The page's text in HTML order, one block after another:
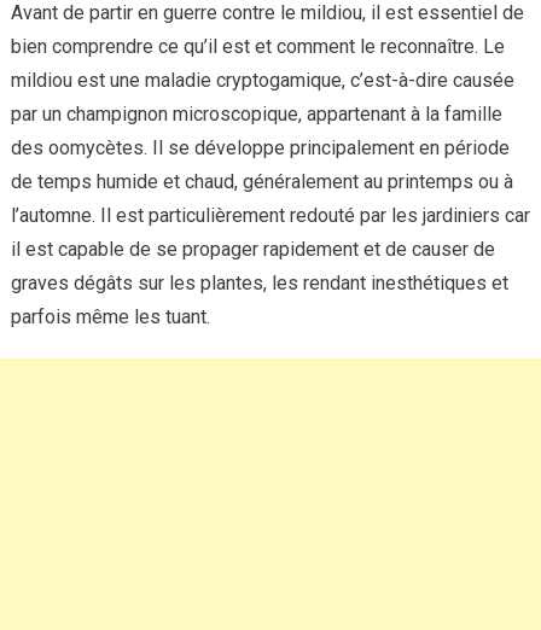
Avant de partir en guerre contre le mildiou, il est essentiel de
bien comprendre ce qu’il est et comment le reconnaître. Le
mildiou est une maladie cryptogamique, c’est-à-dire causée
par un champignon microscopique, appartenant à la famille
des oomycètes. Il se développe principalement en période
de temps humide et chaud, généralement au printemps ou à
l’automne. Il est particulièrement redouté par les jardiniers car
il est capable de se propager rapidement et de causer de
graves dégâts sur les plantes, les rendant inesthétiques et
parfois même les tuant.